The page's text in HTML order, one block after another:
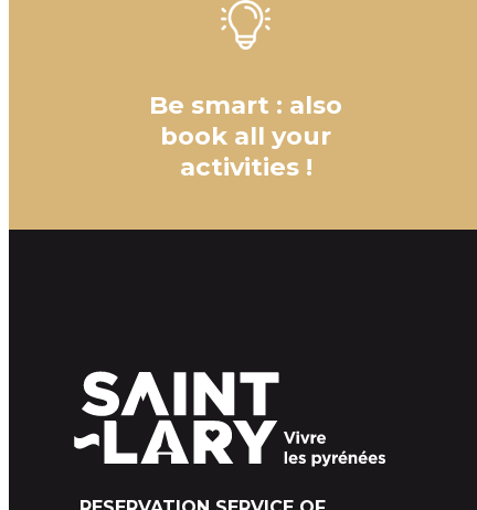
Be smart : also
book all your
activities !